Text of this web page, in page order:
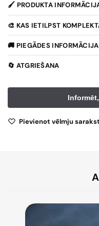
🖌️ PRODUKTA
🎨 KAS IETILPST
🚚 PIEGĀDES INFORMĀCIJA
🔄 ATGRIEŠANA
Pievienot vēlmju